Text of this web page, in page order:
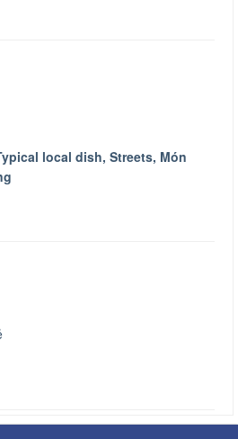
local dish, Streets, Món